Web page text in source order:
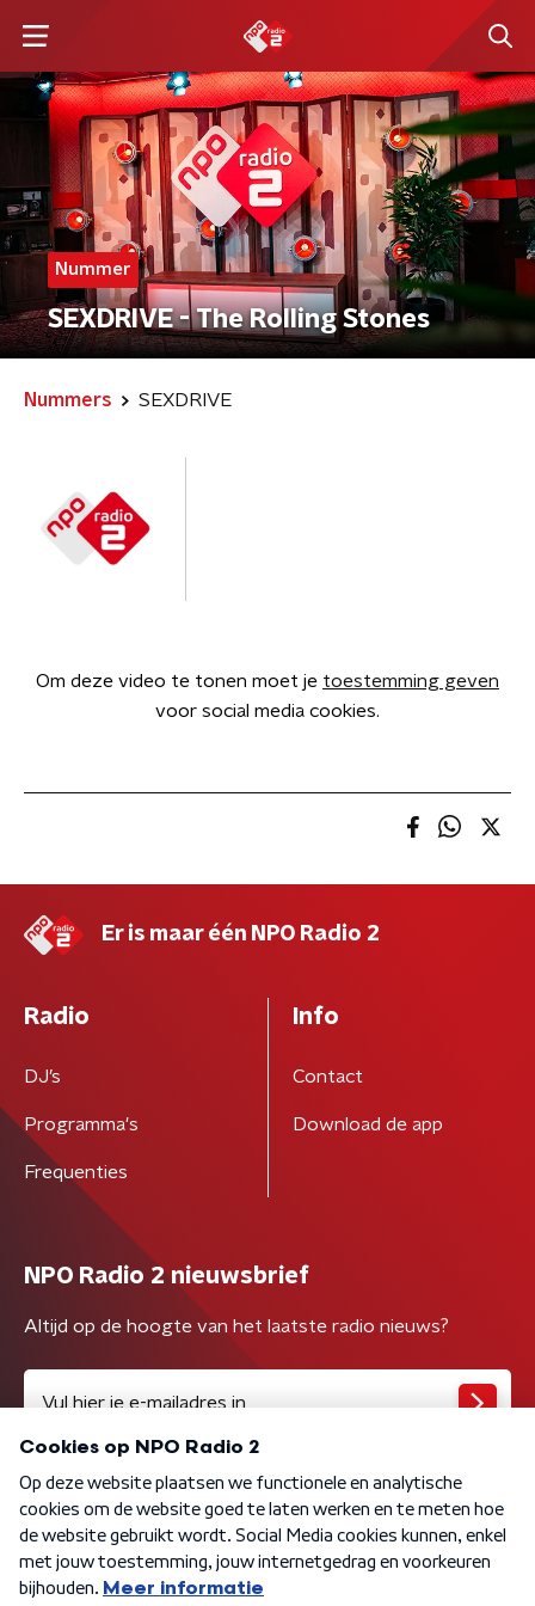
Nummer
SEXDRIVE - The Rolling Stones
Nummers SEXDRIVE
Om deze video te tonen moet je toestemming geven
voor social media cookies.
Er is maar één NPO Radio 2
Radio
DJ’s
Programma's
Frequenties
Info
Contact
Download de app
NPO Radio 2 nieuwsbrief
Altijd op de hoogte van het laatste radio nieuws?
Algemene voorwaarden